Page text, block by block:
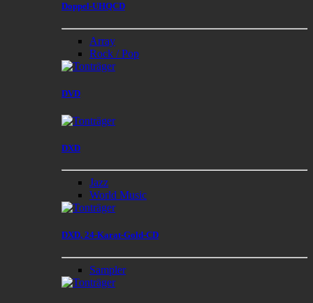
Doppel-UHQCD
Array
Rock / Pop
DVD
DXD
Jazz
World Music
DXD, 24-Karat-Gold-CD
Sampler